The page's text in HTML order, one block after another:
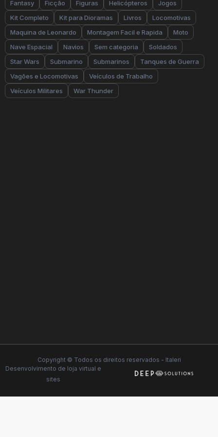
Fantasy
Ficção Figuras Helicópteros
Jogos
Kit Completo
Kit para Dioramas Livros
Locomotivas
Maquina de Leonardo
Montagem Facil e Rapida
Moto
Nave Espacial
Navios Sem categoria
Soldados
Star Wars
Submarino Submarinos
Tanques de Guerra
Vagões e Locomotivas
Veículos de Trabalho
Veículos Militares
War Thunder
Copyright © Todos os direitos reservados - Italeri
Desenvolvimento de loja virtual e
sites